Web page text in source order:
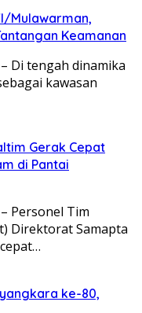
Mulawarman,
Keamanan
Di tengah dinamika
kawasan
Gerak Cepat
di Pantai
Personel Tim
Direktorat Samapta
ke-80,